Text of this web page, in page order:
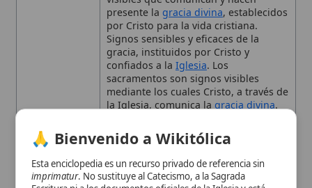
de la vida cristiana, santifican al
creyente y fortalecen alCuerpo de
Cristo. Su origen está enJesucristo,
fueron confirmados por el Concilio de
Trentoy revisados por elConcilio
. Canales de gracia que
santifican al creyente y sustentan la
misión ycomuniónde la Iglesia
validez y eficacia de los sacramentos.
Histórico
Confirmados por el Concilio de Trento
(1545-1563) y revisados en el Concilio
Vaticano II (1962-1965).
Esta enciclopedia es un recurso privado de referencia sin
. No sustituye al Catecismo, a la Sagrada
Escritura ni a los documentos oficiales de la Iglesia y está
destinada únicamente a la estudio personal. El borrador de
los artículos se compone con Magisterium. Queda
prohibida su distribución en iglesias, oratorios, escuelas,
colegios o seminarios sin autorización episcopal -CDC 823-.
Se insta a consultar siempre las fuentes referenciadas y a
colaborar en la perfección de los artículos mediante el uso
del menú superior. Entrando a la enciclopedia confirma que
aviso legal